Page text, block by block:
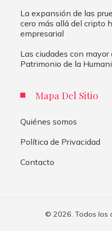
La expansión de las
cero más allá del cripto
empresarial
Las ciudades con
Patrimonio de la
Mapa Del Sitio
Quiénes somos
Política de Privacidad
Contacto
© 2026. Todos los